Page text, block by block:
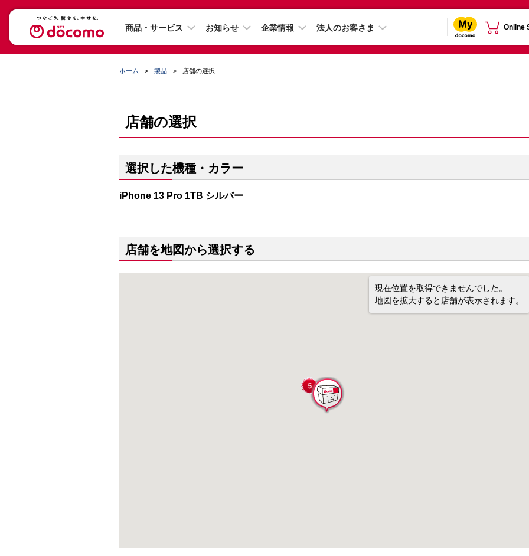
商品・サービス お知らせ 企業情報 法人のお客さま Online
ホーム 製品 店舗の選択
店舗の選択
選択した機種・カラー
iPhone 13 Pro 1TB シルバー
店舗を地図から選択する
現在位置を取得できませんでした。
地図を拡大すると店舗が表示されます。